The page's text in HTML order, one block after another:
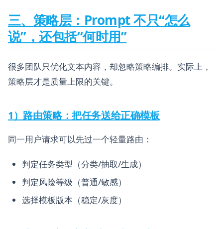
三、策略层：Prompt 不只“怎么
说”，还包括“何时用”
很多团队只优化文本内容，却忽略策略编排。实际上，
策略层才是质量上限的关键。
1）路由策略：把任务送给正确模板
同一用户请求可以先过一个轻量路由：
判定任务类型（分类/抽取/生成）
判定风险等级（普通/敏感）
选择模板版本（稳定/灰度）